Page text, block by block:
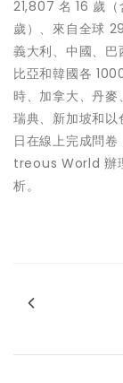
21,807 名 16 歲
歲）、來自全球
義大利、中國、
比亞和韓國各
時、加拿大、丹麥
瑞典、新加坡和
日在線上完成問
treous World 辦
析。